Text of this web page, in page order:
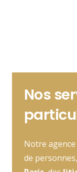
Nos
Notre
de